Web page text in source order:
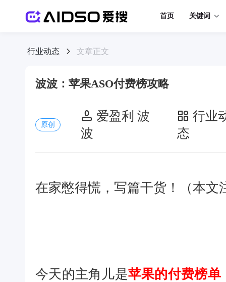
首页 关键词
行业动态 文章正文
波波：苹果ASO付费榜攻略
原创
爱盈利 波
波
行业
态
在家憋得慌，写篇干货！（本文
今天的主角儿是苹果的付费榜单